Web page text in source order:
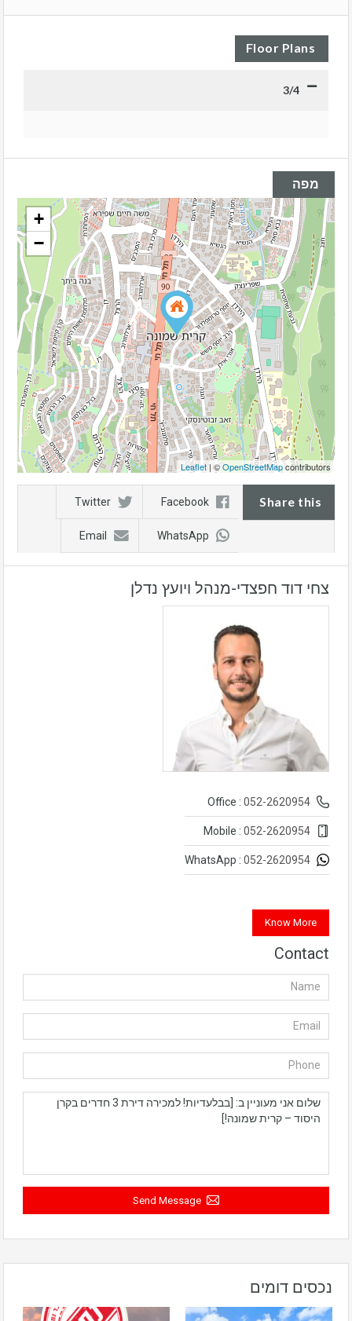
Floor Plans
3/4
מפה
+
−
Leaflet | ©OpenStreetMapcontributors
Share this
Facebook
Twitter
WhatsApp
Email
צחי דוד חפצדי-מנהל ויועץ נדלן
052-2620954
052-2620954
052-2620954
Know More
Contact
Send Message
נכסים דומים